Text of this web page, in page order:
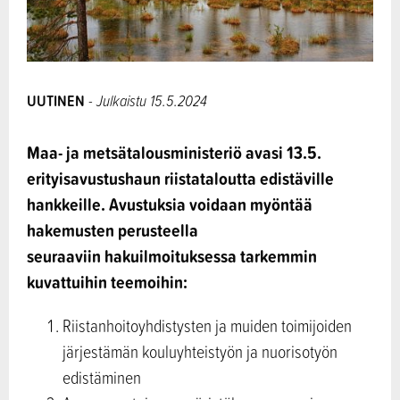
UUTINEN - Julkaistu 15.5.2024
Maa- ja metsätalousministeriö avasi 13.5.
erityisavustushaun riistataloutta edistäville
hankkeille. Avustuksia voidaan myöntää
hakemusten perusteella
seuraaviin hakuilmoituksessa tarkemmin
kuvattuihin teemoihin:
Riistanhoitoyhdistysten ja muiden toimijoiden
järjestämän kouluyhteistyön ja nuorisotyön
edistäminen